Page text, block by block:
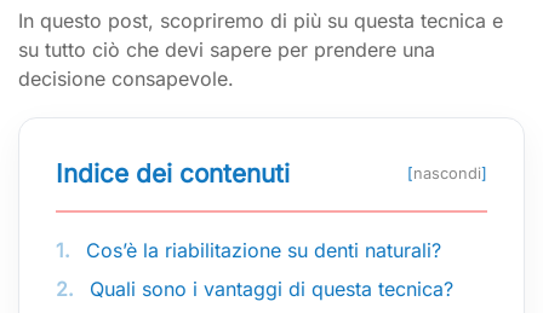
In questo post, scopriremo di più su questa tecnica e
su tutto ciò che devi sapere per prendere una
decisione consapevole.
Indice dei contenuti [nascondi]
1.
Cos’è la riabilitazione su denti naturali?
2.
Quali sono i vantaggi di questa tecnica?